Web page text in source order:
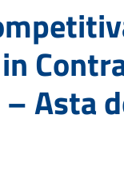
– Asta